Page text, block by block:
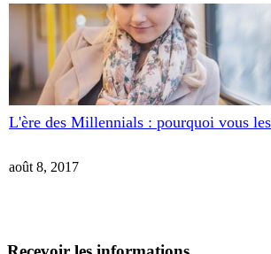
L'ère des Millennials : pourquoi vous
août 8, 2017